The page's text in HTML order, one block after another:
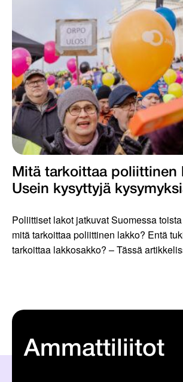
Mitä tarkoittaa poliittinen
Usein kysyttyjä
Poliittiset lakot jatkuvat Suomessa
mitä tarkoittaa poliittinen lakko? Entä
tarkoittaa lakkosakko? – Tässä
Ammattiliitot